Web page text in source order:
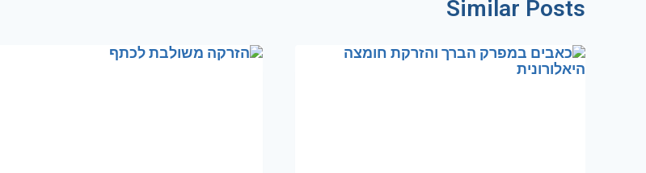
Similar Posts